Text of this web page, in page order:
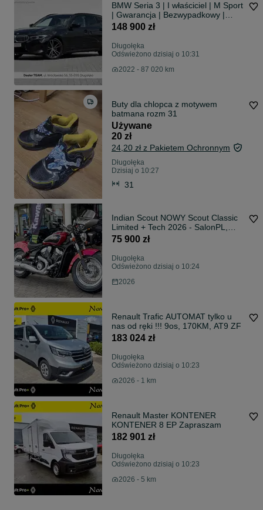
BMW Seria 3 | I właściciel | M Sport
| Gwarancja | Bezwypadkowy |
FVAT23% |
148 900 zł
Długołęka
Odświeżono dzisiaj o 10:31
2022 - 87 020 km
Buty dla chlopca z motywem
batmana rozm 31
Używane
20 zł
24,20 zł z Pakietem Ochronnym
Długołęka
Dzisiaj o 10:27
31
Indian Scout NOWY Scout Classic
Limited + Tech 2026 - SalonPL,
FVat23, Gwarancja
75 900 zł
Długołęka
Odświeżono dzisiaj o 10:24
2026
Renault Trafic AUTOMAT tylko u
nas od ręki !!! 9os, 170KM, AT9 ZF
183 024 zł
Długołęka
Odświeżono dzisiaj o 10:23
2026 - 1 km
Renault Master KONTENER
KONTENER 8 EP Zapraszam
182 901 zł
Długołęka
Odświeżono dzisiaj o 10:23
2026 - 5 km